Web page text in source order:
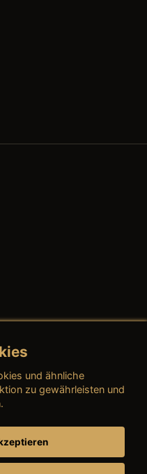
und ähnliche
zu gewährleisten und